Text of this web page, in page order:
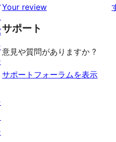
Your review
サポート
意見や質問がありますか ?
サポートフォーラムを表示